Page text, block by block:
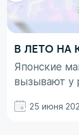
В ЛЕТО НА
Японские
вызывают у
просто
25 июня